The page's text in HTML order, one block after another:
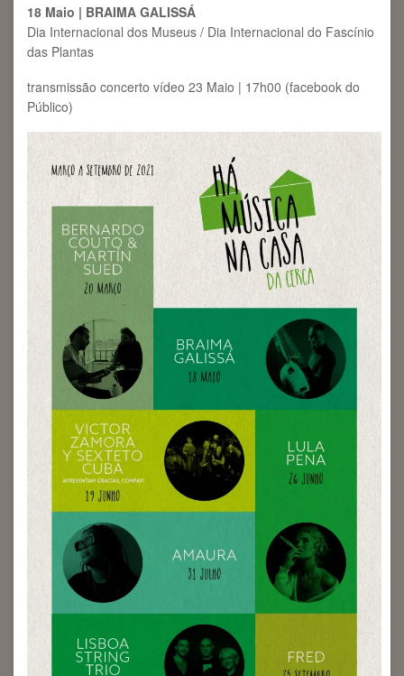
18 Maio | BRAIMA GALISSÁ
Dia Internacional dos Museus / Dia Internacional do Fascínio
das Plantas
transmissão concerto vídeo 23 Maio | 17h00 (facebook do
Público)